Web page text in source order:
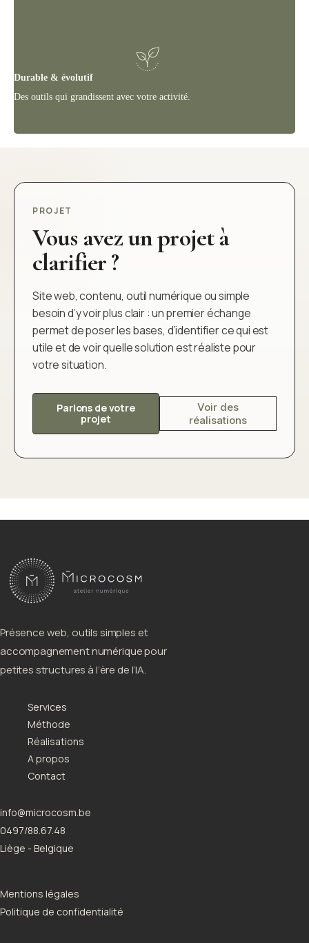
Durable & évolutif
Des outils qui grandissent avec votre activité.
PROJET
Vous avez un projet à
clarifier ?
Site web, contenu, outil numérique ou simple
besoin d’y voir plus clair : un premier échange
permet de poser les bases, d’identifier ce qui est
utile et de voir quelle solution est réaliste pour
votre situation.
Parlons de votre
projet
Voir des
réalisations
Présence web, outils simples et
accompagnement numérique pour
petites structures à l’ère de l’IA.
Services
Méthode
Réalisations
A propos
Contact
info@microcosm.be
0497/88.67.48
Liège - Belgique
Mentions légales
Politique de confidentialité